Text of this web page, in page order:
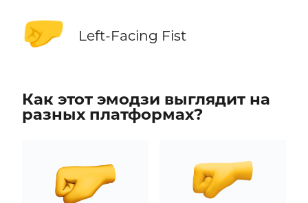
🤛 Left-Facing Fist
Как этот эмодзи выглядит на
разных платформах?